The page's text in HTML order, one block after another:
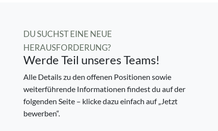
DU SUCHST EINE NEUE
HERAUSFORDERUNG?
Werde Teil unseres Teams!
Alle Details zu den offenen Positionen sowie
weiterführende Informationen findest du auf der
folgenden Seite – klicke dazu einfach auf „Jetzt
bewerben“.